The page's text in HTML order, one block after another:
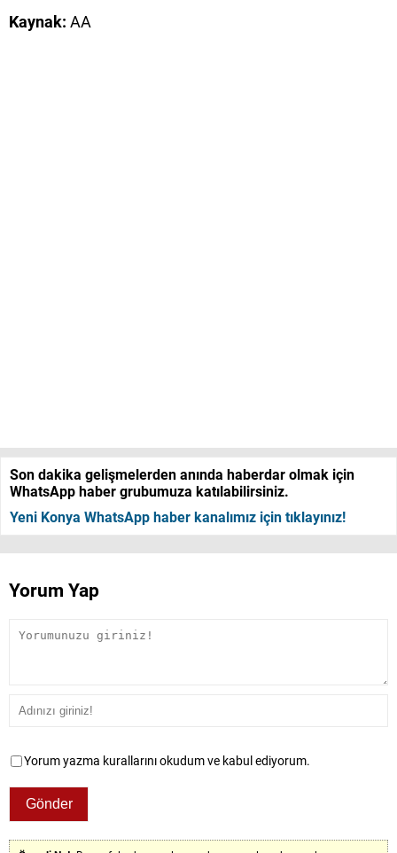
Kaynak: AA
Son dakika gelişmelerden anında haberdar olmak için
WhatsApp haber grubumuza katılabilirsiniz.
Yeni Konya WhatsApp haber kanalımız için tıklayınız!
Yorum Yap
Yorum yazma kurallarını okudum ve kabul ediyorum.